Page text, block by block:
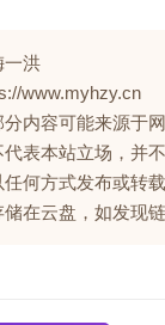
一洪
www.myhzy.cn
内容可能来源于
表本站立场，并
何方式发布或转
在云盘，如发现